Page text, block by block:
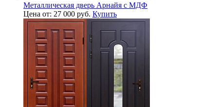
Металлическая дверь Арнайя с МДФ
Цена от: 27 000 руб. Купить